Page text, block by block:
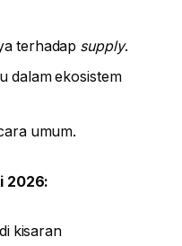
terhadap supply.
dalam ekosistem
umum.
2026:
kisaran